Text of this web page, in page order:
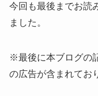
今回も最後までお読
ました。
※最後に本ブログの
の広告が含まれてお